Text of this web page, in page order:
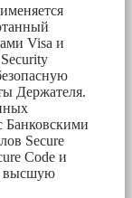
Visa и
Держателя.
Банковскими
Secure
Code и
высшую